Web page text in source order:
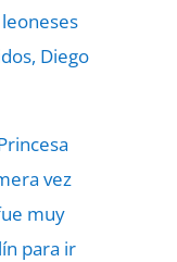
Diego
vez
muy
para ir